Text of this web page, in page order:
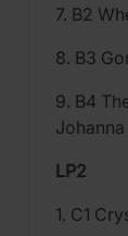
7. B2
8. B3
9. B4
LP2
1. C1